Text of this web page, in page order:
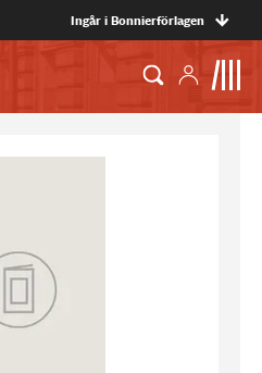
Ingår i Bonnierförlagen